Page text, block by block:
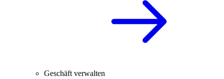
Geschäft verwalten